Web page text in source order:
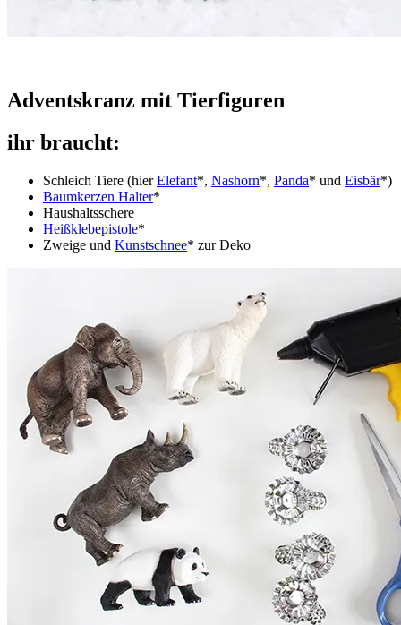
Adventskranz mit Tierfiguren
ihr braucht:
Schleich Tiere (hierElefant*, Nashorn*, Panda* und Eisbär*)
Baumkerzen Halter*
Haushaltsschere
Heißklebepistole*
Zweige und Kunstschnee* zur Deko